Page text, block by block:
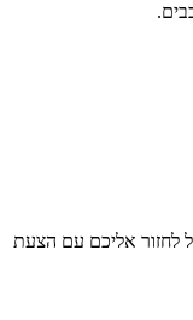
לחזור אליכם עם הצעת